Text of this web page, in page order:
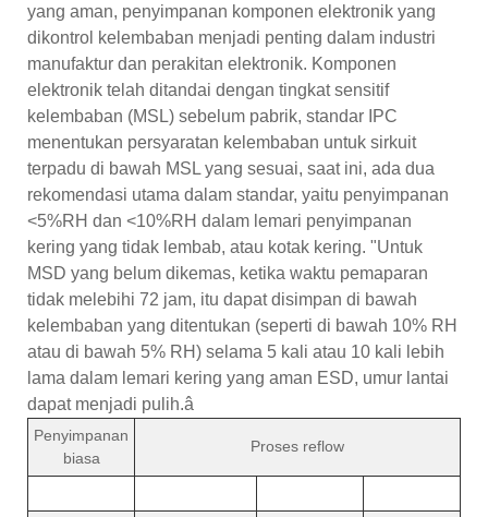
yang aman, penyimpanan komponen elektronik yang
dikontrol kelembaban menjadi penting dalam industri
manufaktur dan perakitan elektronik. Komponen
elektronik telah ditandai dengan tingkat sensitif
kelembaban (MSL) sebelum pabrik, standar IPC
menentukan persyaratan kelembaban untuk sirkuit
terpadu di bawah MSL yang sesuai, saat ini, ada dua
rekomendasi utama dalam standar, yaitu penyimpanan
<5%RH dan <10%RH dalam lemari penyimpanan
kering yang tidak lembab, atau kotak kering. "Untuk
MSD yang belum dikemas, ketika waktu pemaparan
tidak melebihi 72 jam, itu dapat disimpan di bawah
kelembaban yang ditentukan (seperti di bawah 10% RH
atau di bawah 5% RH) selama 5 kali atau 10 kali lebih
lama dalam lemari kering yang aman ESD, umur lantai
dapat menjadi pulih.â
Penyimpanan
biasa
Proses reflow